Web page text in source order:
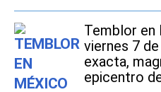
Temblor en
viernes 7
exacta,
epicentro